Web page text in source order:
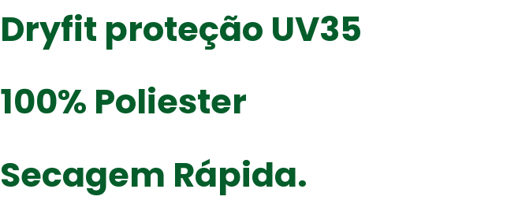
Dryfit proteção UV35
100% Poliester
Secagem Rápida.